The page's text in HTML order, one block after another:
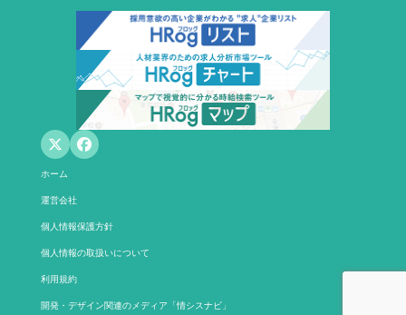
ホーム
運営会社
個人情報保護方針
個人情報の取扱いについて
利用規約
開発・デザイン関連のメディア「情シスナビ」